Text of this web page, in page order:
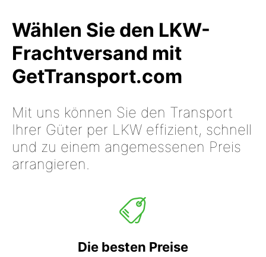
Wählen Sie den LKW-
Frachtversand mit
GetTransport.com
Mit uns können Sie den Transport
Ihrer Güter per LKW effizient, schnell
und zu einem angemessenen Preis
arrangieren.
Die besten Preise